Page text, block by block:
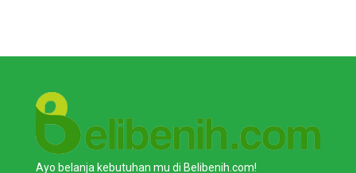
Ayo belanja kebutuhan mu di Belibenih.com!